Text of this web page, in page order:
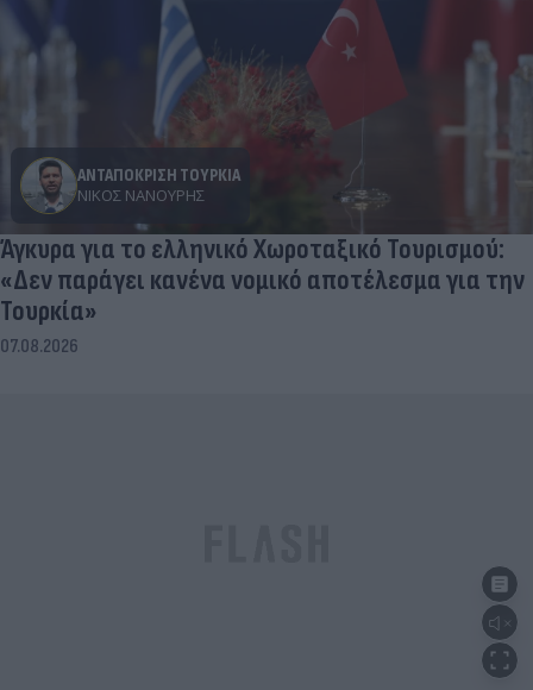
ΑΝΤΑΠΟΚΡΙΣΗ ΤΟΥΡΚΙΑ
ΝΊΚΟΣ ΝΑΝΟΎΡΗΣ
Άγκυρα για το ελληνικό Χωροταξικό Τουρισμού:
«Δεν παράγει κανένα νομικό αποτέλεσμα για την
Τουρκία»
07.08.2026